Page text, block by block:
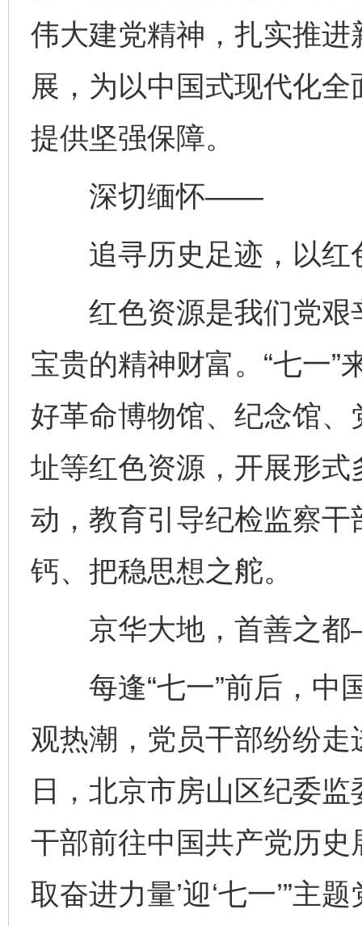
伟大建党精神，扎实推
展，为以中国式现代化
提供坚强保障。
深切缅怀——
追寻历史足迹，以红
红色资源是我们党艰
宝贵的精神财富。“七一
好革命博物馆、纪念馆
址等红色资源，开展形
动，教育引导纪检监察
钙、把稳思想之舵。
京华大地，首善之
每逢“七一”前后，中
观热潮，党员干部纷纷
日，北京市房山区纪委
干部前往中国共产党历史
取奋进力量’迎‘七一’”主